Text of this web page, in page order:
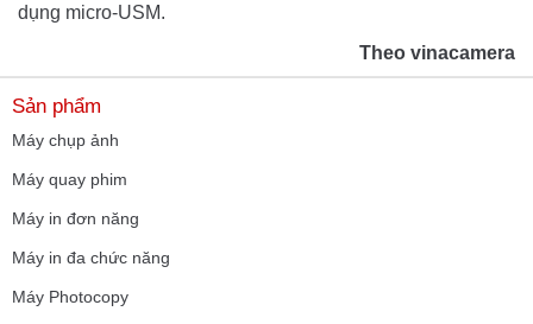
dụng micro-USM.
Theo vinacamera
Sản phẩm
Máy chụp ảnh
Máy quay phim
Máy in đơn năng
Máy in đa chức năng
Máy Photocopy